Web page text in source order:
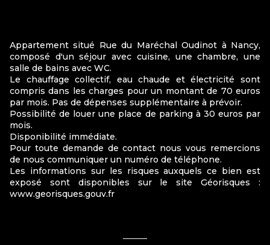
Appartement situé Rue du Maréchal Oudinot à Nancy,
composé d'un séjour avec cuisine, une chambre, une
salle de bains avec WC.
Le chauffage collectif, eau chaude et électricité sont
compris dans les charges pour un montant de 70 euros
par mois. Pas de dépenses supplémentaire à prévoir.
Possibilité de louer une place de parking à 30 euros par
mois.
Disponibilité immédiate.
Pour toute demande de contact nous vous remercions
de nous communiquer un numéro de téléphone.
Les informations sur les risques auxquels ce bien est
exposé sont disponibles sur le site Géorisques :
www.georisques.gouv.fr